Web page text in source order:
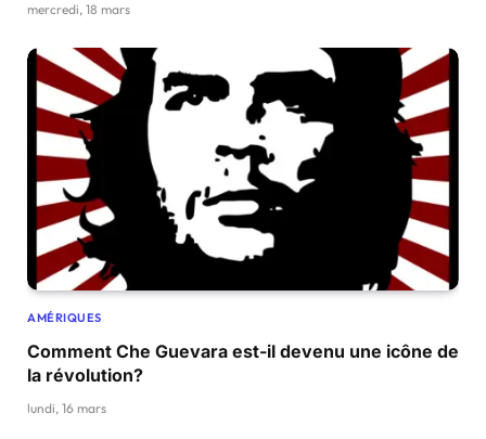
mercredi, 18 mars
AMÉRIQUES
Comment Che Guevara est-il devenu une icône de
la révolution?
lundi, 16 mars